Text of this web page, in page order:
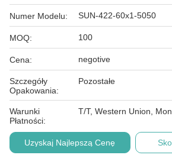
Numer Modelu: SUN-422-60x1-5050
MOQ: 100
Cena: negotive
Szczegóły
Opakowania:
Pozostałe
Warunki
Płatności:
T/T, Western Union,
Uzyskaj Najlepszą Cenę